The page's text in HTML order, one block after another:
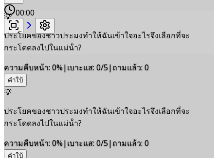
00:00
💡
ประโยคของชาวประมงทําให้ฉันเข้าใจอะไรจึงเลือกที่จะ
กระโดดลงไปในแม่น้ํา?
ความคืบหน้า:0%|เบาะแส:0/5|ถามแล้ว:0
คำใบ้
💡
ประโยคของชาวประมงทําให้ฉันเข้าใจอะไรจึงเลือกที่จะ
กระโดดลงไปในแม่น้ํา?
ความคืบหน้า:0%|เบาะแส:0/5|ถามแล้ว:0
คำใบ้